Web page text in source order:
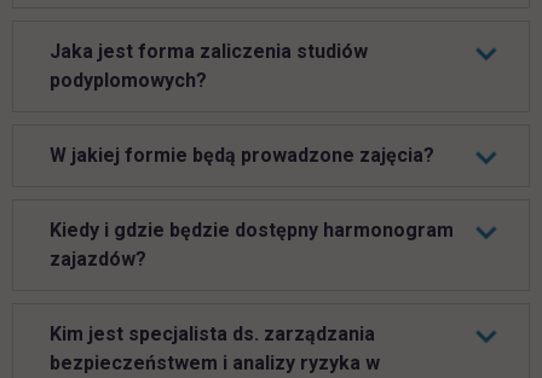
Jaka jest forma zaliczenia studiów
podyplomowych?
W jakiej formie będą prowadzone zajęcia?
Kiedy i gdzie będzie dostępny harmonogram
zajazdów?
Kim jest specjalista ds. zarządzania
bezpieczeństwem i analizy ryzyka w